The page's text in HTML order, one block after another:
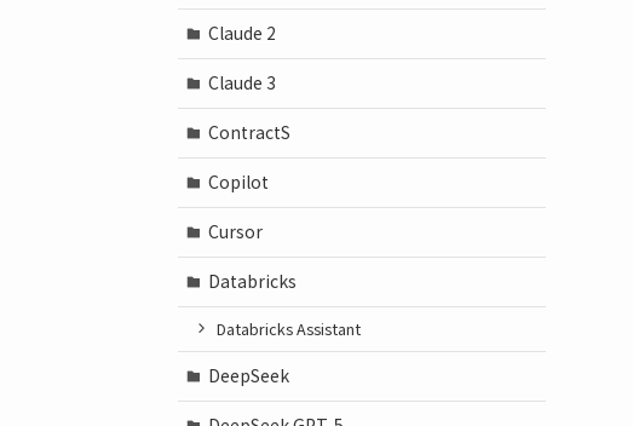
Claude 2
Claude 3
ContractS
Copilot
Cursor
Databricks
Databricks Assistant
DeepSeek